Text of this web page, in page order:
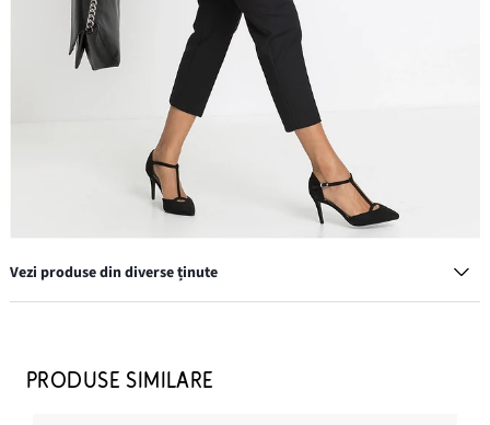
Vezi produse din diverse ținute
69,90 lei
PRODUSE SIMILARE